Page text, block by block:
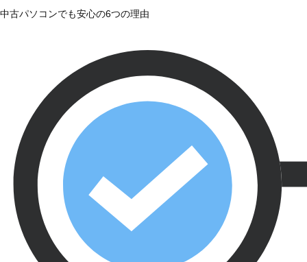
中古パソコンでも安心の6つの理由